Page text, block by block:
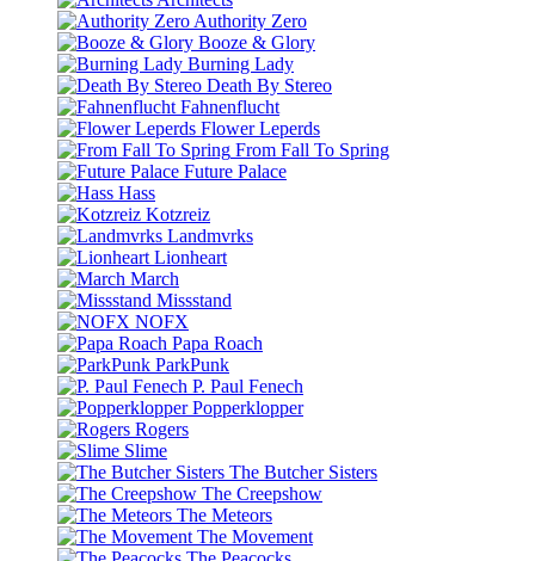
Authority Zero
Booze & Glory
Burning Lady
Death By Stereo
Fahnenflucht
Flower Leperds
From Fall To Spring
Future Palace
Hass
Kotzreiz
Landmvrks
Lionheart
March
Missstand
NOFX
Papa Roach
ParkPunk
P. Paul Fenech
Popperklopper
Rogers
Slime
The Butcher Sisters
The Creepshow
The Meteors
The Movement